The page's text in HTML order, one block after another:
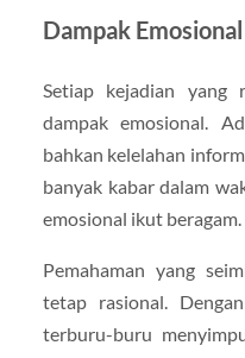
Dampak
Setiap kejadian yang
dampak emosional.
bahkan kelelahan
banyak kabar dalam
emosional ikut beragam.
Pemahaman yang
tetap rasional.
terburu-buru